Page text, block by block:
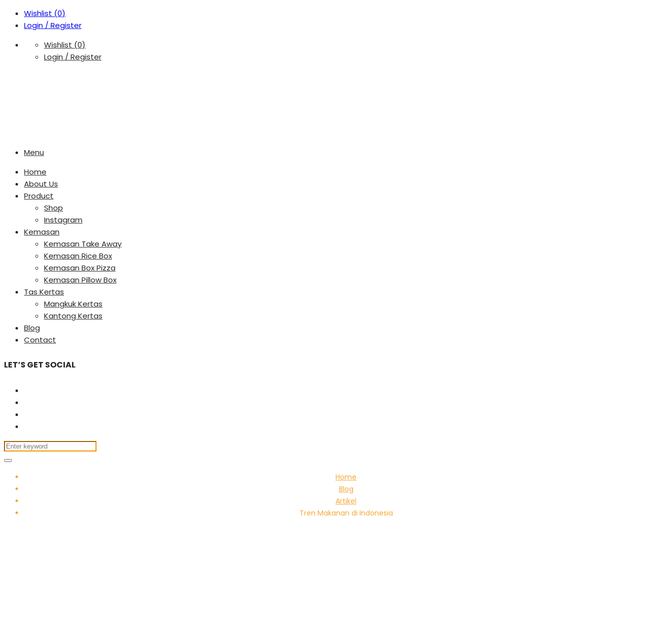
Wishlist (0)
Login / Register
Wishlist (0)
Login / Register
Menu
Home
About Us
Product
Shop
Instagram
Kemasan
Kemasan Take Away
Kemasan Rice Box
Kemasan Box Pizza
Kemasan Pillow Box
Tas Kertas
Mangkuk Kertas
Kantong Kertas
Blog
Contact
LET’S GET SOCIAL
Home
Blog
Artikel
Tren Makanan di Indonesia